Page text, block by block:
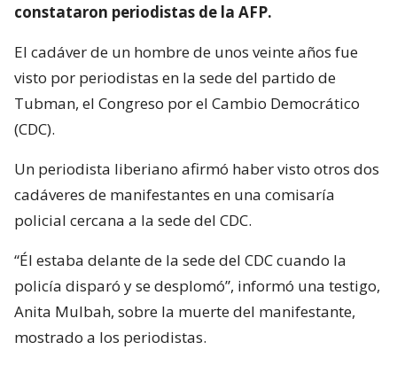
constataron periodistas de la AFP.
El cadáver de un hombre de unos veinte años fue
visto por periodistas en la sede del partido de
Tubman, el Congreso por el Cambio Democrático
(CDC).
Un periodista liberiano afirmó haber visto otros dos
cadáveres de manifestantes en una comisaría
policial cercana a la sede del CDC.
“Él estaba delante de la sede del CDC cuando la
policía disparó y se desplomó”, informó una testigo,
Anita Mulbah, sobre la muerte del manifestante,
mostrado a los periodistas.